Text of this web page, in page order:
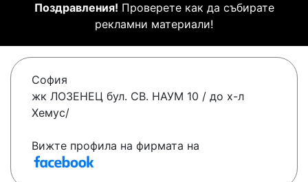
Поздравления! Проверете как да събирате
рекламни материали!
София
жк ЛОЗЕНЕЦ бул. СВ. НАУМ 10 / до х-л
Хемус/
Вижте профила на фирмата на